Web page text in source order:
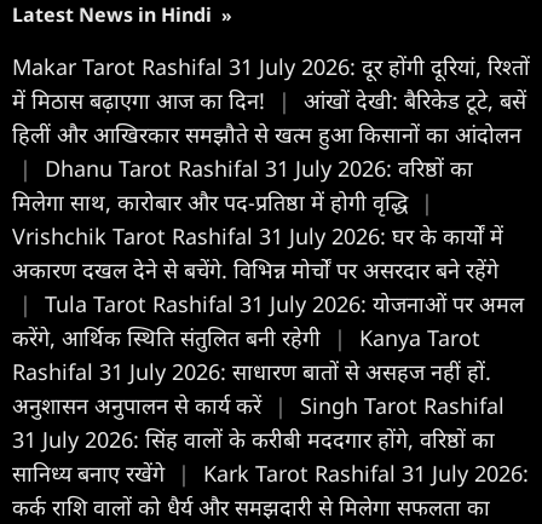
Latest News in Hindi »
Makar Tarot Rashifal 31 July 2026: दूर होंगी दूरियां, रिश्तों
में मिठास बढ़ाएगा आज का दिन!
|
आंखों देखी: बैरिकेड टूटे, बसें
हिलीं और आखिरकार समझौते से खत्म हुआ किसानों का आंदोलन
|
Dhanu Tarot Rashifal 31 July 2026: वरिष्ठों का
मिलेगा साथ, कारोबार और पद-प्रतिष्ठा में होगी वृद्धि |
Vrishchik Tarot Rashifal 31 July 2026: घर के कार्याें में
अकारण दखल देने से बचेंगे. विभिन्न मोर्चों पर असरदार बने रहेंगे
|
Tula Tarot Rashifal 31 July 2026: योजनाओं पर अमल
करेंगे, आर्थिक स्थिति संतुलित बनी रहेगी
|
Kanya Tarot
Rashifal 31 July 2026: साधारण बातों से असहज नहीं हों.
अनुशासन अनुपालन से कार्य करें |
Singh Tarot Rashifal
31 July 2026: सिंह वालों के करीबी मददगार होंगे, वरिष्ठों का
सानिध्य बनाए रखेंगे |
Kark Tarot Rashifal 31 July 2026:
कर्क राशि वालों को धैर्य और समझदारी से मिलेगा सफलता का